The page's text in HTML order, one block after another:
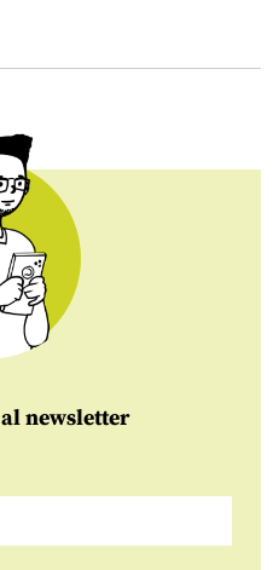
al newsletter